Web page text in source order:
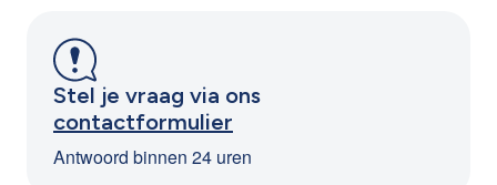
Stel je vraag via ons
contactformulier
Antwoord binnen 24 uren